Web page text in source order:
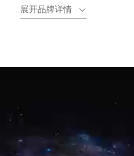
展开品牌详情